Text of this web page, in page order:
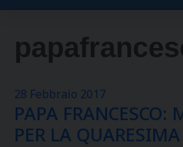
28 Febbraio 2017
PAPA FRANCESCO:
PER LA